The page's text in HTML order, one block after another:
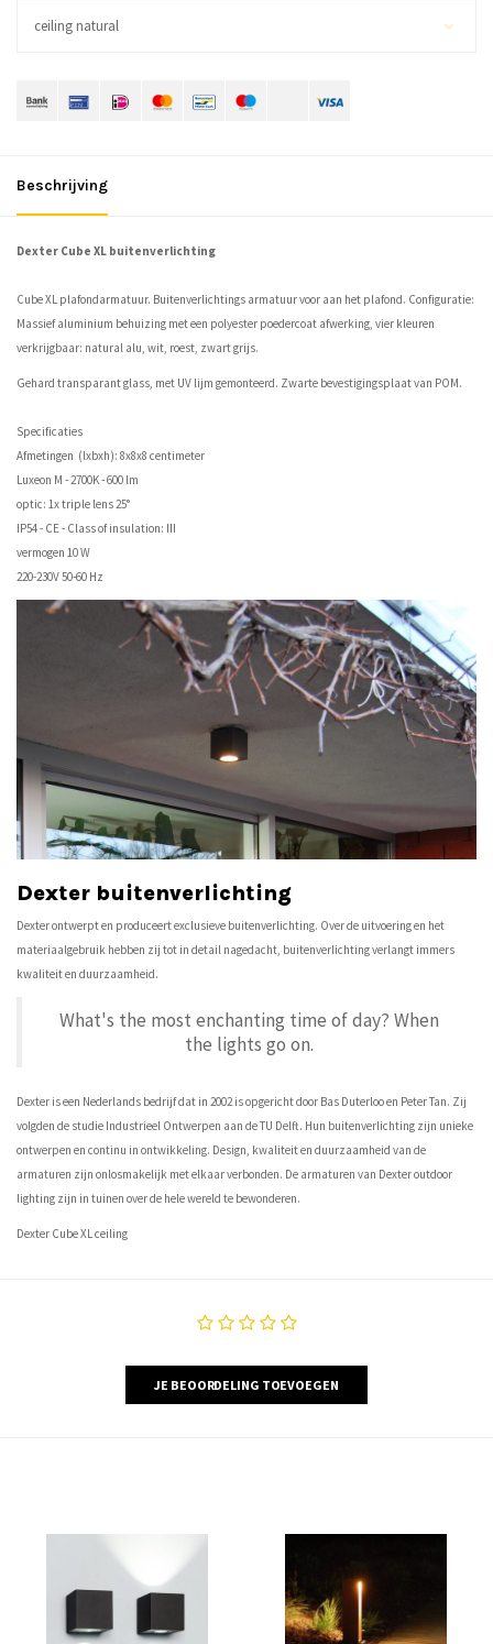
ceiling natural
Beschrijving
Dexter Cube XL buitenverlichting
Cube XL plafondarmatuur. Buitenverlichtings armatuur voor aan het plafond. Configuratie:
Massief aluminium behuizing met een polyester poedercoat afwerking, vier kleuren
verkrijgbaar: natural alu, wit, roest, zwart grijs.
Gehard transparant glass, met UV lijm gemonteerd. Zwarte bevestigingsplaat van POM.
Specificaties
Afmetingen (lxbxh): 8x8x8 centimeter
Luxeon M - 2700K - 600 lm
optic: 1x triple lens 25°
IP54 - CE - Class of insulation: III
vermogen 10 W
220-230V 50-60 Hz
Dexter buitenverlichting
Dexter ontwerpt en produceert exclusieve buitenverlichting. Over de uitvoering en het
materiaalgebruik hebben zij tot in detail nagedacht, buitenverlichting verlangt immers
kwaliteit en duurzaamheid.
What's the most enchanting time of day? When
the lights go on.
Dexter is een Nederlands bedrijf dat in 2002 is opgericht door Bas Duterloo en Peter Tan. Zij
volgden de studie Industrieel Ontwerpen aan de TU Delft. Hun buitenverlichting zijn unieke
ontwerpen en continu in ontwikkeling. Design, kwaliteit en duurzaamheid van de
armaturen zijn onlosmakelijk met elkaar verbonden. De armaturen van Dexter outdoor
lighting zijn in tuinen over de hele wereld te bewonderen.
Dexter Cube XL ceiling
JE BEOORDELING TOEVOEGEN